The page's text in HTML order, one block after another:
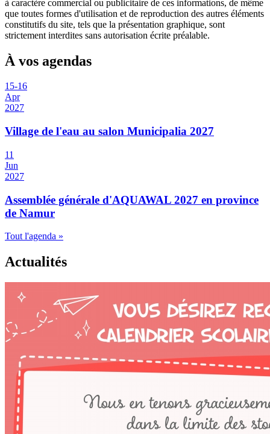
à caractère commercial ou publicitaire de ces informations, de même
que toutes formes d'utilisation et de reproduction des autres éléments
constitutifs du site, tels que la présentation graphique, sont
strictement interdites sans autorisation écrite préalable.
À vos agendas
15-16
Apr
2027
Village de l'eau au salon Municipalia 2027
11
Jun
2027
Assemblée générale d'AQUAWAL 2027 en province
de Namur
Tout l'agenda »
Actualités